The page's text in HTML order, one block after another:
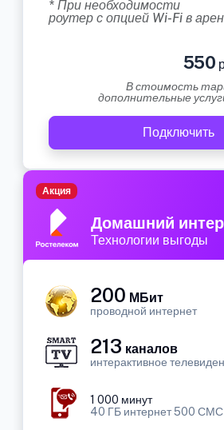
* При необходимости
роутер с опцией Wi-Fi в
550
В стоимость
дополнительные
Подключить
Домашний
Технологии выгоды
Акция
200 МБит
проводной интернет
213 каналов
интерактивное
1 000 минут
40 ГБ интернет 500 СМС